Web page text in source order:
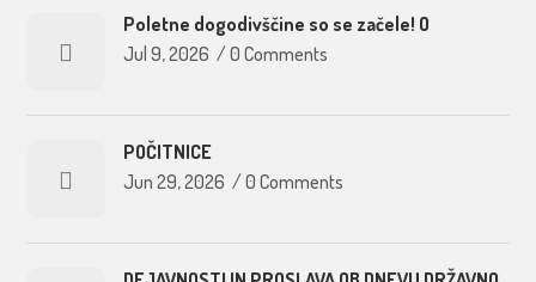
Poletne dogodivščine so se začele! O
Jul 9, 2026 /0 Comments
POČITNICE
Jun 29, 2026 /0 Comments